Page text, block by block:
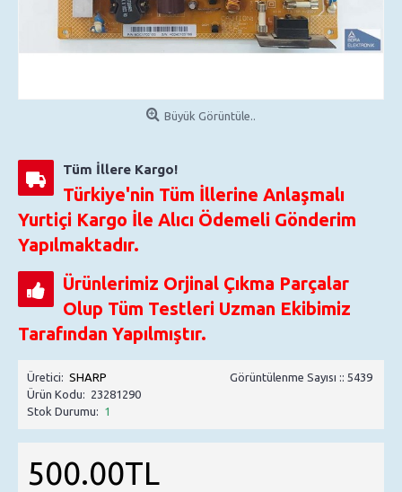
Büyük Görüntüle..
Tüm İllere Kargo!
Türkiye'nin Tüm İllerine Anlaşmalı
Yurtiçi Kargo İle Alıcı Ödemeli Gönderim
Yapılmaktadır.
Ürünlerimiz Orjinal Çıkma Parçalar
Olup Tüm Testleri Uzman Ekibimiz
Tarafından Yapılmıştır.
Görüntülenme Sayısı :: 5439
Üretici: SHARP
Ürün Kodu: 23281290
Stok Durumu: 1
500.00TL